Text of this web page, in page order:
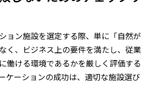
ョン施設を選定する際、単に「自然が
く、ビジネス上の要件を満たし、従業
働ける環境であるかを厳しく評価する
ケーションの成功は、適切な施設選び